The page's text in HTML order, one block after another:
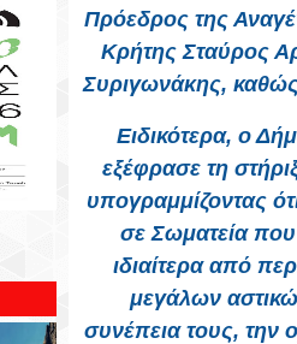
Πρόεδρος της
Κρήτης Σταύρος
Συριγωνάκης,
Ειδικότερα, ο
εξέφρασε τη
υπογραμμίζοντας
σε Σωματεία που
ιδιαίτερα από
μεγάλων
συνέπεια τους, την